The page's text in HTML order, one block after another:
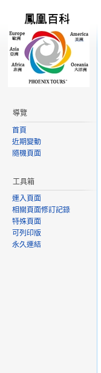
導覽
首頁
近期變動
隨機頁面
工具箱
連入頁面
相關頁面修訂記錄
特殊頁面
可列印版
永久連結